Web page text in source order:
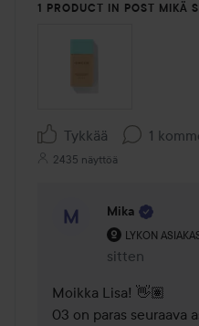
1 PRODUCT IN POST MIKÄ
Tykkää 1
2435 näyttöä
Mika
LYKON
Käyttäjän
sitten
Moikka Lisa! 👋🏽
03 on paras seuraava